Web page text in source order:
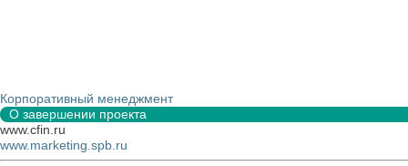
Корпоративный менеджмент
О завершении проекта
www.cfin.ru
www.marketing.spb.ru